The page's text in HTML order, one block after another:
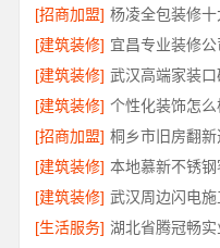
[招商加盟]
[建筑装修]
[建筑装修]
[建筑装修] 个性化装饰怎
[招商加盟]
[建筑装修] 本地慕新不锈
[建筑装修]
[生活服务]